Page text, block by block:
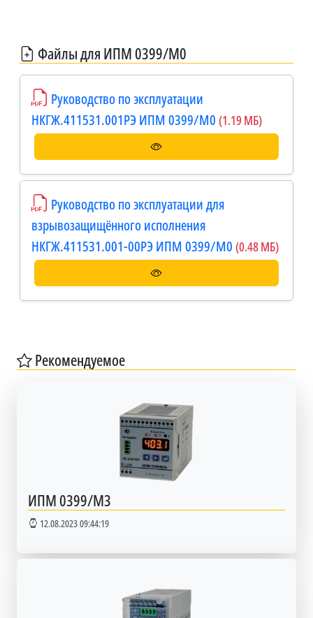
Файлы для ИПМ 0399/М0
Руководство по эксплуатации
НКГЖ.411531.001РЭ ИПМ 0399/М0 (1.19 МБ)
Руководство по эксплуатации для
взрывозащищённого исполнения
НКГЖ.411531.001-00РЭ ИПМ 0399/М0 (0.48 МБ)
Рекомендуемое
ИПМ 0399/М3
12.08.2023 09:44:19